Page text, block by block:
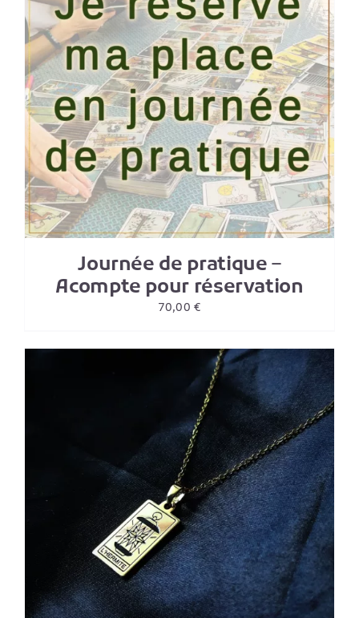
Journée de pratique –
Acompte pour réservation
70,00€